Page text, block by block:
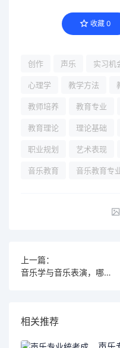
收藏 0
创作 声乐 实习机
心理学 教学方法
教师培养 教育专业
教育理论 理论基础
职业规划 艺术表现
音乐教育 音乐教育专
上一篇：
音乐学与音乐表演，哪个更能带来职业发展的黄金机会？
相关推荐